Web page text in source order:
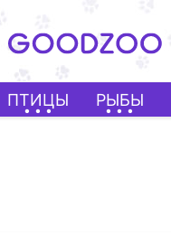
ПТИЦЫ РЫБЫ